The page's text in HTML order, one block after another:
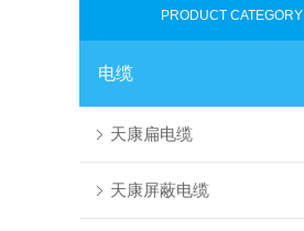
PRODUCT CATEGORY
电缆
天康扁电缆
天康屏蔽电缆